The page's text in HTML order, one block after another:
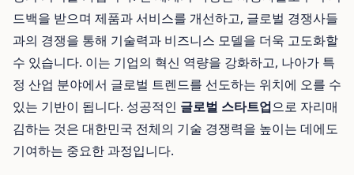
드백을 받으며 제품과 서비스를 개선하고, 글로벌 경쟁사들
과의 경쟁을 통해 기술력과 비즈니스 모델을 더욱 고도화할
수 있습니다. 이는 기업의 혁신 역량을 강화하고, 나아가 특
정 산업 분야에서 글로벌 트렌드를 선도하는 위치에 오를 수
있는 기반이 됩니다. 성공적인 글로벌 스타트업으로 자리매
김하는 것은 대한민국 전체의 기술 경쟁력을 높이는 데에도
기여하는 중요한 과정입니다.